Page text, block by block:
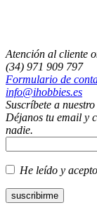
Atención al cliente
(34) 971 909 797
Formulario de
info@ihobbies.es
Suscríbete a
Déjanos tu email y
nadie.
He leído y